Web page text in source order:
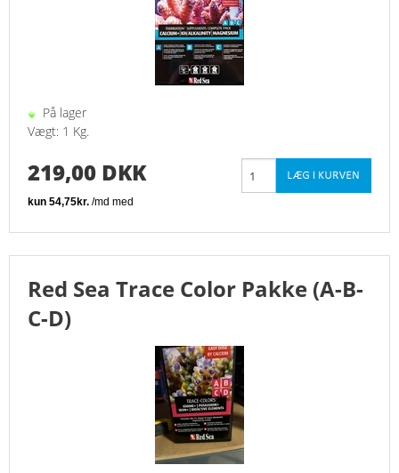
På lager
Vægt: 1 Kg.
219,00 DKK
Red Sea Trace Color Pakke (A-B-
C-D)